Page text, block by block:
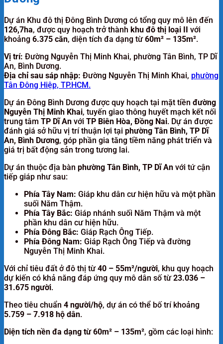
Dự án Khu đô thị Đông Bình Dương có tổng quy mô lên đến
126,7ha, được quy hoạch trở thành khu đô thị loại II với
khoảng 6.375 căn, diện tích đa dạng từ60m² – 135m².
Vị trí: Đường Nguyễn Thị Minh Khai, phường Tân Bình, TP Dĩ
An, Bình Dương.
Địa chỉ sau sáp nhập: Đường Nguyễn Thị Minh Khai, phường
Tân Đông Hiệp, TP.HCM.
Dự án Đông Bình Dương được quy hoạch tại mặt tiền đường
Nguyễn Thị Minh Khai, tuyến giao thông huyết mạch kết nối
trung tâm TP Dĩ An với TP Biên Hòa, Đồng Nai. Dự án được
đánh giá sở hữu vị trí thuận lợi tại phường Tân Bình, TP Dĩ
An, Bình Dương, góp phần gia tăng tiềm năng phát triển và
giá trị bất động sản trong tương lai.
Dự án thuộc địa bàn phường Tân Bình, TP Dĩ An với tứ cận
tiếp giáp như sau:
Phía Tây Nam: Giáp khu dân cư hiện hữu và một phần
suối Năm Thậm.
Phía Tây Bắc: Giáp nhánh suối Năm Thậm và một
phần khu dân cư hiện hữu.
Phía Đông Bắc: Giáp Rạch Ông Tiếp.
Phía Đông Nam: Giáp Rạch Ông Tiếp và đường
Nguyễn Thị Minh Khai.
Với chỉ tiêu đất ở đô thị từ40 – 55m²/người, khu quy hoạch
dự kiến có khả năng đáp ứng quy mô dân số từ23.036 –
31.675 người.
Theo tiêu chuẩn 4 người/hộ, dự án có thể bố trí khoảng
5.759 – 7.918 hộ dân.
Diện tích nền đa dạng từ 60m² – 135m², gồm các loại hình: